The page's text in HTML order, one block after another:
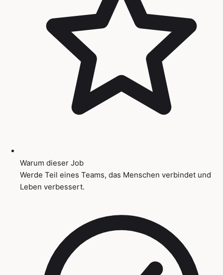
Warum dieser Job
Werde Teil eines Teams, das Menschen verbindet und
Leben verbessert.